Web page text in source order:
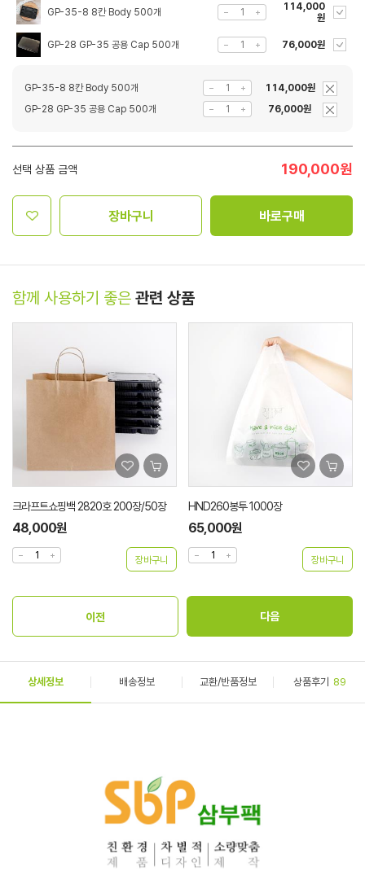
GP-35-8 8칸 Body 500개
114,000
원
GP-28 GP-35 공용 Cap 500개 76,000원
GP-35-8 8칸 Body 500개
114,000원
GP-28 GP-35 공용 Cap 500개
76,000원
선택 상품 금액 190,000원
장바구니 바로구매
함께 사용하기 좋은 관련 상품
크라프트쇼핑백 2820호 200장/50장
48,000원
HND260봉투 1000장
65,000원
상세정보 배송정보 교환/반품정보 상품후기 89